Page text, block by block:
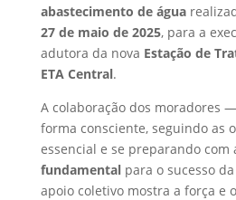
abastecimento de água
27 de maio de 2025, para a
adutora da nova Estação de
ETA Central.
A colaboração dos moradores
forma consciente, seguindo as
essencial e se preparando
fundamentalpara o sucesso da
apoio coletivo mostra a força e